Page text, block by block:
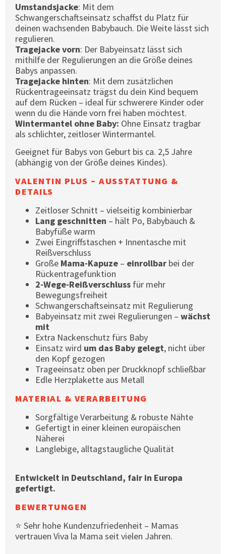
Umstandsjacke: Mit dem
Schwangerschaftseinsatz schaffst du Platz für
deinen wachsenden Babybauch. Die Weite lässt sich
regulieren.
Tragejacke vorn: Der Babyeinsatz lässt sich
mithilfe der Regulierungen an die Größe deines
Babys anpassen.
Tragejacke hinten: Mit dem zusätzlichen
Rückentrageeinsatz trägst du dein Kind bequem
auf dem Rücken – ideal für schwerere Kinder oder
wenn du die Hände vorn frei haben möchtest.
Wintermantel ohne Baby: Ohne Einsatz tragbar
als schlichter, zeitloser Wintermantel.
Geeignet für Babys von Geburt bis ca. 2,5 Jahre
(abhängig von der Größe deines Kindes).
VALENTIN PLUS – AUSSTATTUNG &
DETAILS
Zeitloser Schnitt – vielseitig kombinierbar
Lang geschnitten – hält Po, Babybauch &
Babyfüße warm
Zwei Eingriffstaschen + Innentasche mit
Reißverschluss
Große Mama-Kapuze – einrollbar bei der
Rückentragefunktion
2-Wege-Reißverschluss für mehr
Bewegungsfreiheit
Schwangerschaftseinsatz mit Regulierung
Babyeinsatz mit zwei Regulierungen – wächst
mit
Extra Nackenschutz fürs Baby
Einsatz wird um das Baby gelegt, nicht über
den Kopf gezogen
Trageeinsatz oben per Druckknopf schließbar
Edle Herzplakette aus Metall
MATERIAL & VERARBEITUNG
Sorgfältige Verarbeitung & robuste Nähte
Gefertigt in einer kleinen europäischen
Näherei
Langlebige, alltagstaugliche Qualität
Entwickelt in Deutschland, fair in Europa
gefertigt.
BEWERTUNGEN
⭐ Sehr hohe Kundenzufriedenheit – Mamas
vertrauen Viva la Mama seit vielen Jahren.